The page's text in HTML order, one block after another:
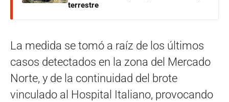
terrestre
La medida se tomó a raíz de los últimos
casos detectados en la zona del Mercado
Norte, y de la continuidad del brote
vinculado al Hospital Italiano, provocando